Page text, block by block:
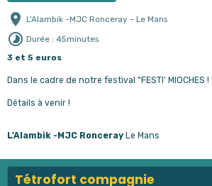
L'Alambik -MJC Ronceray - Le Mans
Durée : 45minutes
3 et 5 euros
Dans le cadre de notre festival "FESTI' MIOCHES !
Détails à venir !
L'Alambik -MJC Ronceray Le Mans
Tétrofort compagnie